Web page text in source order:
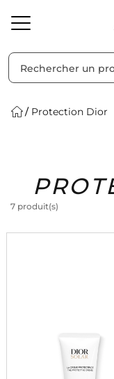
Solaire
Protection Dior
7 produit(s)